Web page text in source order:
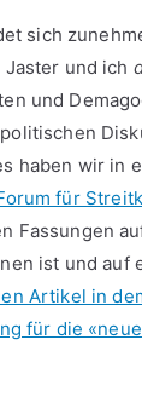
sich
Jaster und ich
und
haben wir in
für
Fassungen
ist und auf
Artikel in
für die